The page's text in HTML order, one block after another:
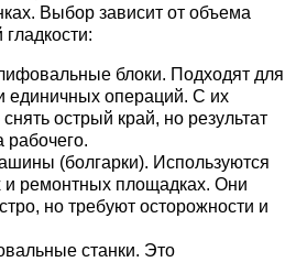
Выбор зависит от объема
блоки. Подходят для
единичных операций. С их
острый край, но результат
рабочего.
(болгарки). Используются
и ремонтных площадках. Они
но требуют осторожности и
станки. Это